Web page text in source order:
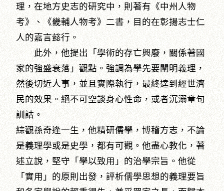
理，在地方史志的研究中，則著有《中州人物
考》、《畿輔人物考》二書，目的在彰揚志士仁
人的嘉言懿行。
此外，他提出「學術的存亡興廢，關係著國
家的強盛衰落」觀點。強調為學先要闡明義理，
然後切近人事，並且實際執行，最終達到經世濟
民的效果。絕不可空談身心性命，或者沉溺章句
訓詁。
綜觀孫奇逢一生，他精研儒學，博稽方志，不論
是義理學或是史學，都有可觀。他盡心教化，著
述立說，堅守「學以致用」的治學宗旨。他從
「實用」的原則出發，評析儒學思想的義理要旨